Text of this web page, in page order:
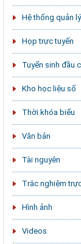
Hệ thống quản
Họp trực tuyến
Tuyển sinh đầu
Kho học liệu số
Thời khóa biểu
Văn bản
Tài nguyên
Trắc nghiệm
Hình ảnh
Videos